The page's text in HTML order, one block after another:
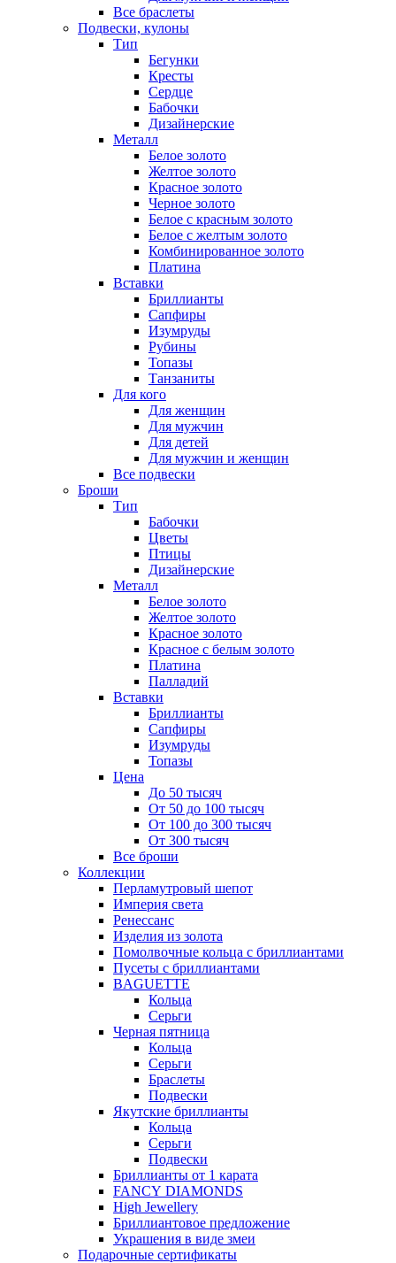
Все браслеты
Подвески, кулоны
Тип
Бегунки
Кресты
Сердце
Бабочки
Дизайнерские
Металл
Белое золото
Желтое золото
Красное золото
Черное золото
Белое с красным золото
Белое с желтым золото
Комбинированное золото
Платина
Вставки
Бриллианты
Сапфиры
Изумруды
Рубины
Топазы
Танзаниты
Для кого
Для женщин
Для мужчин
Для детей
Для мужчин и женщин
Все подвески
Броши
Тип
Бабочки
Цветы
Птицы
Дизайнерские
Металл
Белое золото
Желтое золото
Красное золото
Красное с белым золото
Платина
Палладий
Вставки
Бриллианты
Сапфиры
Изумруды
Топазы
Цена
До 50 тысяч
От 50 до 100 тысяч
От 100 до 300 тысяч
От 300 тысяч
Все броши
Коллекции
Перламутровый шепот
Империя света
Ренессанс
Изделия из золота
Помолвочные кольца с бриллиантами
Пусеты с бриллиантами
BAGUETTE
Кольца
Серьги
Черная пятница
Кольца
Серьги
Браслеты
Подвески
Якутские бриллианты
Кольца
Серьги
Подвески
Бриллианты от 1 карата
FANCY DIAMONDS
High Jewellery
Бриллиантовое предложение
Украшения в виде змеи
Подарочные сертификаты